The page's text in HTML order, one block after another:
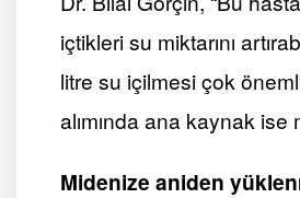
içtikleri su miktarını
litre su içilmesi çok
alımında ana kaynak ise
Midenize aniden